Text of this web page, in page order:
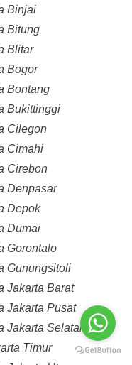
Binjai
Bitung
Blitar
Bogor
Bontang
Bukittinggi
Cilegon
Cimahi
Cirebon
Denpasar
Depok
Dumai
Gorontalo
Gunungsitoli
Jakarta Barat
Jakarta Pusat
Jakarta Selatan
Timur